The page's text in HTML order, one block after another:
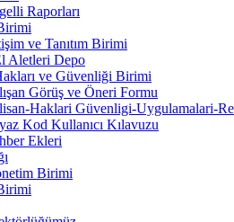
Raporları
ve Tanıtım Birimi
Aletleri Depo
ve Güvenliği Birimi
Görüş ve Öneri Formu
Haklari Güvenligi-Uygulamalari-
Kod Kullanıcı Kılavuzu
Ekleri
Birimi